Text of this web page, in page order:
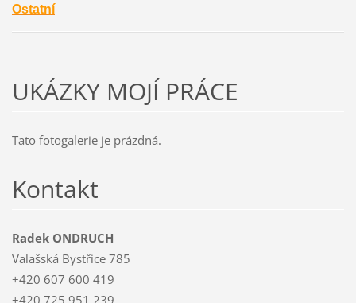
Ostatní
UKÁZKY MOJÍ PRÁCE
Tato fotogalerie je prázdná.
Kontakt
Radek ONDRUCH
Valašská Bystřice 785
+420 607 600 419